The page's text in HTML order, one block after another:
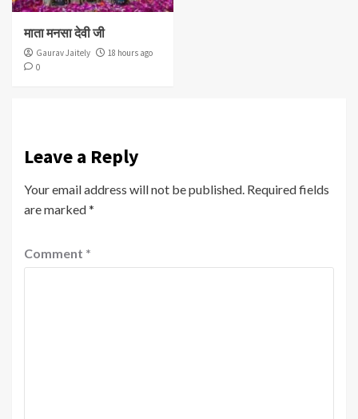
माता मनसा देवी जी
Gaurav Jaitely
18 hours ago
0
Leave a Reply
Your email address will not be published. Required fields
are marked*
Comment *